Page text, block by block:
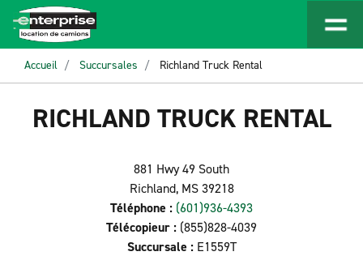
Accueil Succursales Richland Truck Rental
RICHLAND TRUCK RENTAL
881 Hwy 49 South
Richland, MS 39218
Téléphone : (601)936-4393
Télécopieur : (855)828-4039
Succursale : E1559T